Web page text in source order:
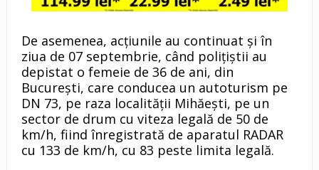
De asemenea, acțiunile au continuat și în
ziua de 07 septembrie, când polițiștii au
depistat o femeie de 36 de ani, din
București, care conducea un autoturism pe
DN 73, pe raza localității Mihăești, pe un
sector de drum cu viteza legală de 50 de
km/h, fiind înregistrată de aparatul RADAR
cu 133 de km/h, cu 83 peste limita legală.